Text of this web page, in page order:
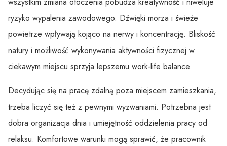
ryzyko wypalenia zawodowego. Dźwięki morza i świeże
powietrze wpływają kojąco na nerwy i koncentrację. Bliskość
natury i możliwość wykonywania aktywności fizycznej w
ciekawym miejscu sprzyja lepszemu work-life balance.
Decydując się na pracę zdalną poza miejscem zamieszkania,
trzeba liczyć się też z pewnymi wyzwaniami. Potrzebna jest
dobra organizacja dnia i umiejętność oddzielenia pracy od
relaksu. Komfortowe warunki mogą sprawić, że pracownik